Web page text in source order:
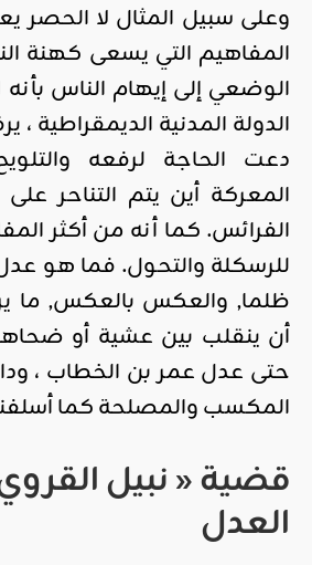
وعلى سبيل المثال لا الحصر
المفاهيم التي يسعى كهنة
الوضعي إلى إيهام الناس
الدولة المدنية الديمقراطية ،
دعت الحاجة لرفعه
المعركة أين يتم التناحر
الفرائس. كما أنه من أكثر
للرسكلة والتحول. فما هو
ظلما, والعكس بالعكس, ما
أن ينقلب بين عشية أو
حتى عدل عمر بن الخطاب ،
المكسب والمصلحة كما
قضية « نبيل
العدل